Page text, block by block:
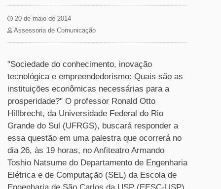
20 de maio de 2014
Assessoria de Comunicação
"Sociedade do conhecimento, inovação
tecnológica e empreendedorismo: Quais são as
instituições econômicas necessárias para a
prosperidade?" O professor Ronald Otto
Hillbrecht, da Universidade Federal do Rio
Grande do Sul (UFRGS), buscará responder a
essa questão em uma palestra que ocorrerá no
dia 26, às 19 horas, no Anfiteatro Armando
Toshio Natsume do Departamento de Engenharia
Elétrica e de Computação (SEL) da Escola de